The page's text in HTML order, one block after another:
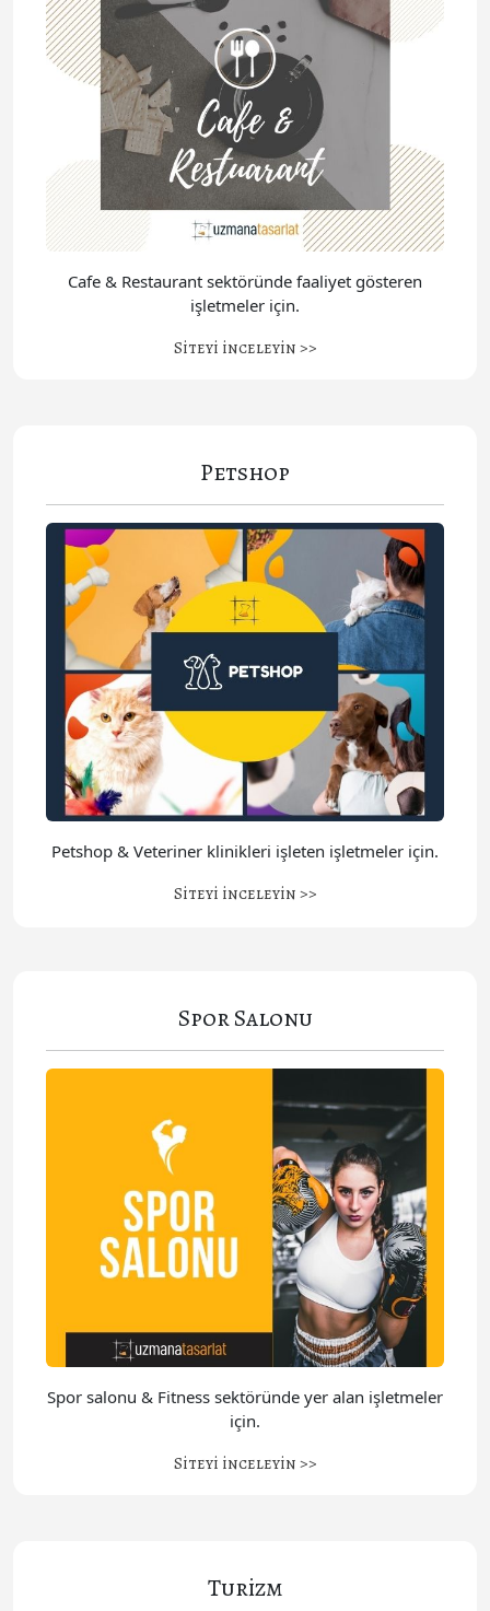
Cafe & Restaurant sektöründe faaliyet gösteren
işletmeler için.
Siteyi inceleyin >>
Petshop
Petshop & Veteriner klinikleri işleten işletmeler için.
Siteyi inceleyin >>
Spor Salonu
Spor salonu & Fitness sektöründe yer alan işletmeler
için.
Siteyi inceleyin >>
Turizm